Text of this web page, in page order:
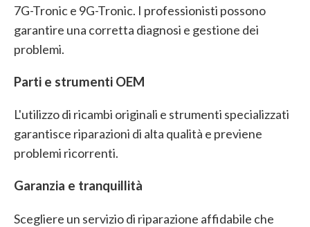
7G-Tronic e 9G-Tronic. I professionisti possono
garantire una corretta diagnosi e gestione dei
problemi.
Parti e strumenti OEM
L'utilizzo di ricambi originali e strumenti specializzati
garantisce riparazioni di alta qualità e previene
problemi ricorrenti.
Garanzia e tranquillità
Scegliere un servizio di riparazione affidabile che